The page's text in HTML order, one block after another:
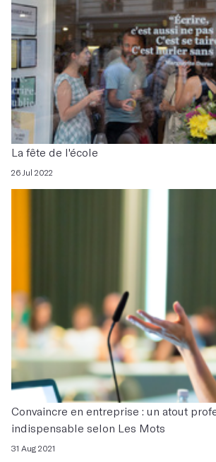
La fête de l'école
26 Jul 2022
Convaincre en entreprise : un atout
indispensable selon Les Mots
31 Aug 2021